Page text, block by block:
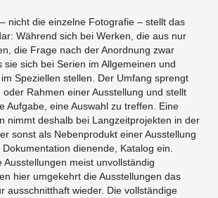
nicht die einzelne Fotografie – stellt das
Während sich bei Werken, die aus nur
die Frage nach der Anordnung zwar
sie sich bei Serien im Allgemeinen und
Speziellen stellen. Der Umfang sprengt
Rahmen einer Ausstellung und stellt
Aufgabe, eine Auswahl zu treffen. Eine
nimmt deshalb bei Langzeitprojekten in der
sonst als Nebenprodukt einer Ausstellung
dienende, Katalog ein.
Ausstellungen meist unvollständig
hier umgekehrt die Ausstellungen das
ausschnitthaft wieder. Die vollständige